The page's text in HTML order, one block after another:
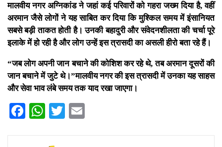
मालवीय नगर अग्निकांड ने जहां कई परिवारों को गहरा जख्म दिया है, वहीं
अरमान जैसे लोगों ने यह साबित कर दिया कि मुश्किल समय में इंसानियत
सबसे बड़ी ताकत होती है। उनकी बहादुरी और संवेदनशीलता की चर्चा पूरे
इलाके में हो रही है और लोग उन्हें इस त्रासदी का असली हीरो बता रहे हैं।
“जब लोग अपनी जान बचाने की कोशिश कर रहे थे, तब अरमान दूसरों की
जान बचाने में जुटे थे।”मालवीय नगर की इस त्रासदी में उनका यह साहस
और सेवा भाव लंबे समय तक याद रखा जाएगा।
Facebook
WhatsApp
Twitter